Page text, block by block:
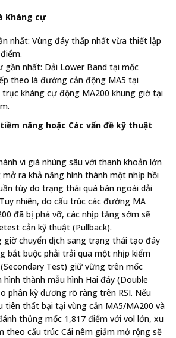
Kháng cự
nhất: Vùng đáy thấp nhất vừa thiết lập
gần nhất: Dải Lower Band tại mốc
theo là đường cản động MA5 tại
trục kháng cự động MA200 khung giờ tại
năng hoặc Các vấn đề kỹ thuật
vi giá nhúng sâu với thanh khoản lớn
ra khả năng hình thành một nhịp hồi
túy do trạng thái quá bán ngoài dải
nhiên, do cấu trúc các đường MA
đã bị phá vỡ, các nhịp tăng sớm sẽ
cản kỹ thuật (Pullback).
giờ chuyển dịch sang trạng thái tạo đáy
bắt buộc phải trải qua một nhịp kiểm
Test) giữ vững trên mốc
hình thành mẫu hình Hai đáy (Double
phân kỳ dương rõ ràng trên RSI. Nếu
tiên thất bại tại vùng cản MA5/MA200 và
thủng mốc 1,817 điểm với vol lớn, xu
theo cấu trúc Cái nêm giảm mở rộng sẽ